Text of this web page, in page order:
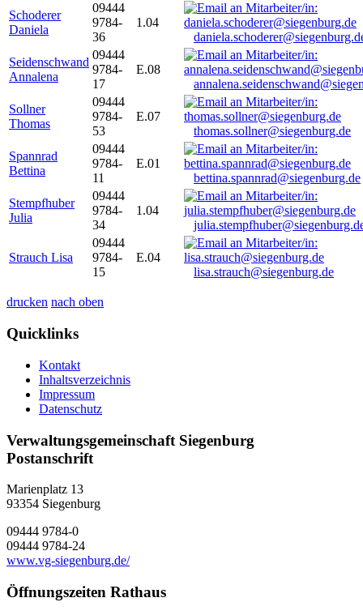
Schoderer
Daniela
09444
9784-
36
1.04
Seidenschwand
Annalena
09444
9784-
17
E.08
Sollner
Thomas
09444
9784-
53
E.07
thomas.sollner@siegenburg.de
Spannrad
Bettina
09444
9784-
11
E.01
bettina.spannrad@siegenburg.de
Stempfhuber
Julia
09444
9784-
34
1.04
Strauch Lisa
09444
9784-
15
E.04
lisa.strauch@siegenburg.de
drucken nach oben
Quicklinks
Kontakt
Inhaltsverzeichnis
Impressum
Datenschutz
Verwaltungsgemeinschaft Siegenburg
Postanschrift
Marienplatz 13
93354 Siegenburg
09444 9784-0
09444 9784-24
www.vg-siegenburg.de/
Öffnungszeiten Rathaus